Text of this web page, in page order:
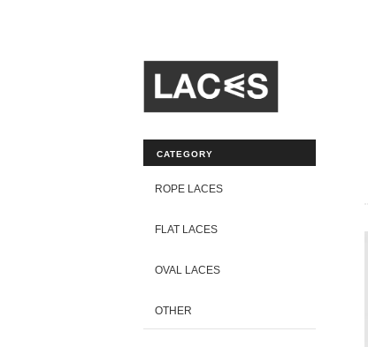
CATEGORY
ROPE LACES
FLAT LACES
OVAL LACES
OTHER